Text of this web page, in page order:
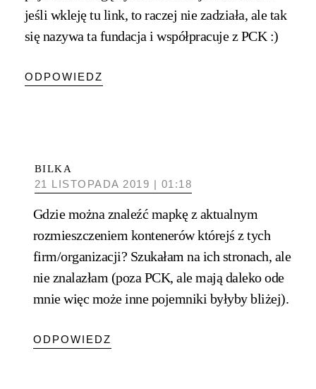
jeśli wkleję tu link, to raczej nie zadziała, ale tak
się nazywa ta fundacja i współpracuje z PCK :)
ODPOWIEDZ
BILKA
21 LISTOPADA 2019 | 01:18
Gdzie można znaleźć mapkę z aktualnym
rozmieszczeniem kontenerów którejś z tych
firm/organizacji? Szukałam na ich stronach, ale
nie znalazłam (poza PCK, ale mają daleko ode
mnie więc może inne pojemniki byłyby bliżej).
ODPOWIEDZ